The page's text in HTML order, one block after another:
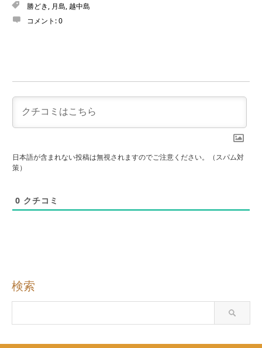
勝どき, 月島, 越中島
コメント:0
日本語が含まれない投稿は無視されますのでご注意ください。（スパム対
策）
0 クチコミ
検索